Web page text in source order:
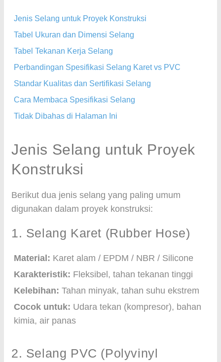
Jenis Selang untuk Proyek Konstruksi
Tabel Ukuran dan Dimensi Selang
Tabel Tekanan Kerja Selang
Perbandingan Spesifikasi Selang Karet vs PVC
Standar Kualitas dan Sertifikasi Selang
Cara Membaca Spesifikasi Selang
Tidak Dibahas di Halaman Ini
Jenis Selang untuk Proyek
Konstruksi
Berikut dua jenis selang yang paling umum
digunakan dalam proyek konstruksi:
1. Selang Karet (Rubber Hose)
Material: Karet alam / EPDM / NBR / Silicone
Karakteristik: Fleksibel, tahan tekanan tinggi
Kelebihan: Tahan minyak, tahan suhu ekstrem
Cocok untuk: Udara tekan (kompresor), bahan
kimia, air panas
2. Selang PVC (Polyvinyl